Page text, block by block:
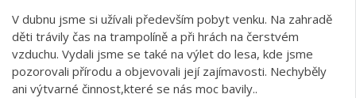
V dubnu jsme si užívali především pobyt venku. Na zahradě
děti trávily čas na trampolíně a při hrách na čerstvém
vzduchu. Vydali jsme se také na výlet do lesa, kde jsme
pozorovali přírodu a objevovali její zajímavosti. Nechyběly
ani výtvarné činnost,které se nás moc bavily..